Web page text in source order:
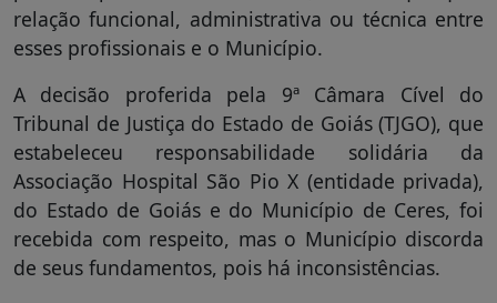
relação funcional, administrativa ou técnica entre
esses profissionais e o Município.
A decisão proferida pela 9ª Câmara Cível do
Tribunal de Justiça do Estado de Goiás (TJGO), que
estabeleceu responsabilidade solidária da
Associação Hospital São Pio X (entidade privada),
do Estado de Goiás e do Município de Ceres, foi
recebida com respeito, mas o Município discorda
de seus fundamentos, pois há inconsistências.